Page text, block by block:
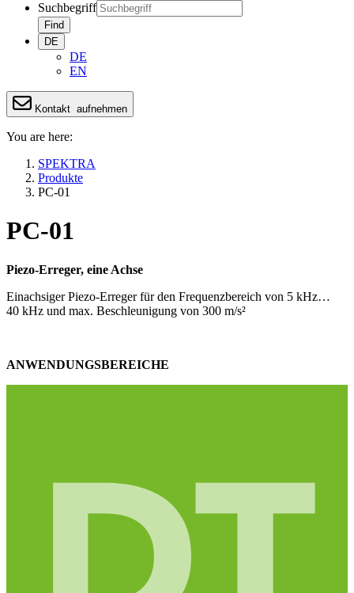
Suchbegriff
Find
DE
DE
EN
Kontakt aufnehmen
You are here:
SPEKTRA
Produkte
PC-01
PC-01
Piezo-Erreger, eine Achse
Einachsiger Piezo-Erreger für den Frequenzbereich von 5 kHz…
40 kHz und max. Beschleunigung von 300 m/s²
ANWENDUNGSBEREICHE